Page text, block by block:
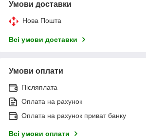
Умови доставки
Нова Пошта
Всі умови доставки
Умови оплати
Післяплата
Оплата на рахунок
Оплата на рахунок приват банку
Всі умови оплати